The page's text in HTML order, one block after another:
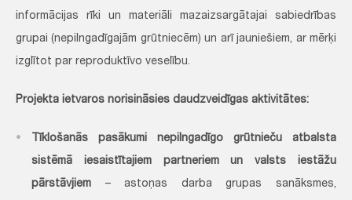
informācijas rīki un materiāli mazaizsargātajai sabiedrības
grupai (nepilngadīgajām grūtniecēm) un arī jauniešiem, ar mērķi
izglītot par reproduktīvo veselību.
Projekta ietvaros norisināsies daudzveidīgas aktivitātes:
Tīklošanās pasākumi nepilngadīgo grūtnieču atbalsta
sistēmā iesaistītajiem partneriem un valsts iestāžu
pārstāvjiem – astoņas darba grupas sanāksmes,